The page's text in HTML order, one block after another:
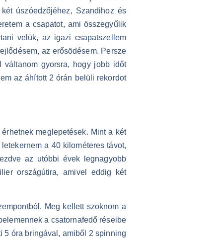
úszóedzőjéhez, Szandihoz és
a csapatot, ami összegyűlik
velük, az igazi csapatszellem
az erősödésem. Persze
gyorsra, hogy jobb időt
az áhított 2 órán belüli rekordot
meglepetések. Mint a két
a 40 kilométeres távot,
az utóbbi évek legnagyobb
országútira, amivel eddig két
Meg kellett szoknom a
a csatornafedő réseibe
5 óra bringával, amiből 2 spinning